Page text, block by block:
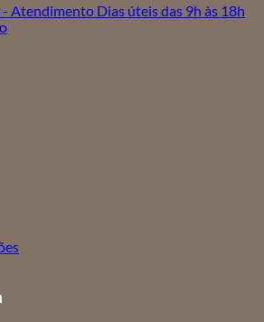
Atendimento Dias úteis das 9h às 18h